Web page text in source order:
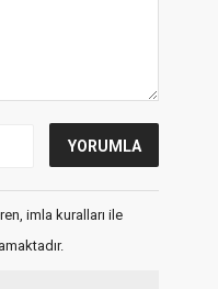
imla kuralları ile